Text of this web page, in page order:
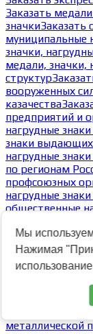
Заказать медали
значкиЗаказать
муниципальные
значки,
медали, значки,
структур
вооруженных
казачества
предприятий и
нагрудные
знаки
нагрудные
по регионам
профсоюзных
нагрудные
общественные
обществам,
жетоныТиповые
одежде
экспресс-значки
металлической
Мы
Нажимая